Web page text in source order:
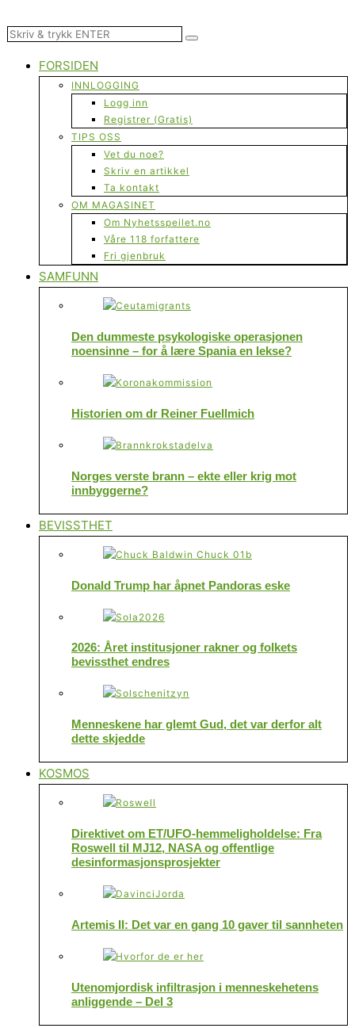
FORSIDEN
INNLOGGING
Logg inn
Registrer (Gratis)
TIPS OSS
Vet du noe?
Skriv en artikkel
Ta kontakt
OM MAGASINET
Om Nyhetsspeilet.no
Våre 118 forfattere
Fri gjenbruk
SAMFUNN
Den dummeste psykologiske operasjonen
noensinne – for å lære Spania en lekse?
Historien om dr Reiner Fuellmich
Norges verste brann – ekte eller krig mot
innbyggerne?
BEVISSTHET
Donald Trump har åpnet Pandoras eske
2026: Året institusjoner rakner og folkets
bevissthet endres
Menneskene har glemt Gud, det var derfor alt
dette skjedde
KOSMOS
Direktivet om ET/UFO-hemmeligholdelse: Fra
Roswell til MJ12, NASA og offentlige
desinformasjonsprosjekter
Artemis II: Det var en gang 10 gaver til sannheten
Utenomjordisk infiltrasjon i menneskehetens
anliggende – Del 3